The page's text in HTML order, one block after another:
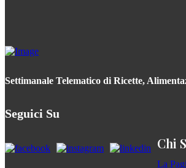
Settimanale Telematico di Ricette,
Seguici Su
Chi
La